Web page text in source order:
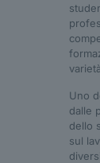
Uno
dalle
dello
sul